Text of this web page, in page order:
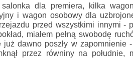
dla premiera, kilka
i wagon osobowy dla
przed wszystkimi innymi -
miałem pełną swobodę
już dawno poszły w zapomnienie
przez równiny na południe,